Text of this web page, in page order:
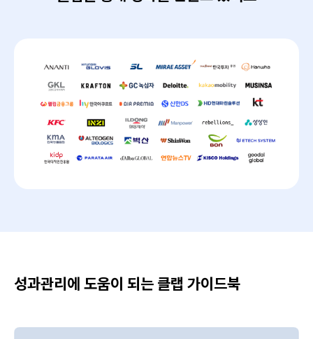
성과관리에 도움이 되는 클랩 가이드북